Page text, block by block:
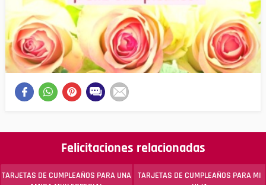
Felicitaciones relacionadas
TARJETAS DE CUMPLEAÑOS PARA UNA
TARJETAS DE CUMPLEAÑOS PARA MI